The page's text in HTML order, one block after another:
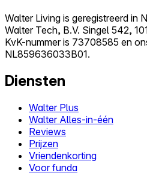
Walter Living is geregistreerd in
Walter Tech, B.V. Singel 542,
KvK-nummer is 73708585 en
NL859636033B01.
Diensten
Walter Plus
Walter Alles-in-één
Reviews
Prijzen
Vriendenkorting
Voor funda